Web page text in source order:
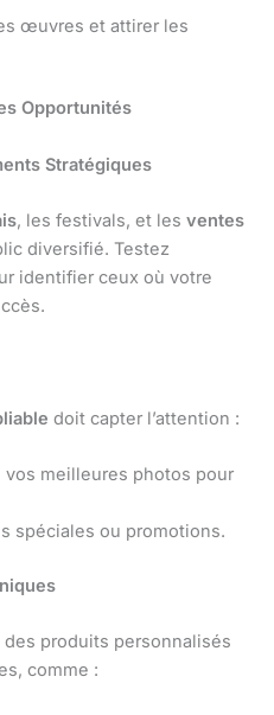
œuvres et attirer les
Opportunités
Stratégiques
, les festivals, et les ventes
diversifié. Testez
identifier ceux où votre
doit capter l’attention :
meilleures photos pour
spéciales ou promotions.
des produits personnalisés
comme :